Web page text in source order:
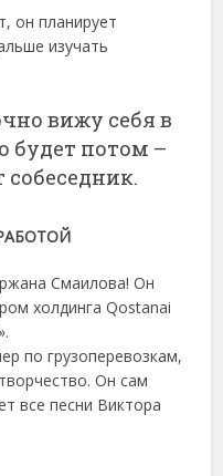
он планирует
изучать
вижу себя в
будет потом –
Смаилова! Он
холдинга Qostanai
по грузоперевозкам,
Он сам
все песни Виктора